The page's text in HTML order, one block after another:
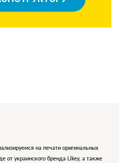
на печати оригинальных
от украинского бренда Likey, а также